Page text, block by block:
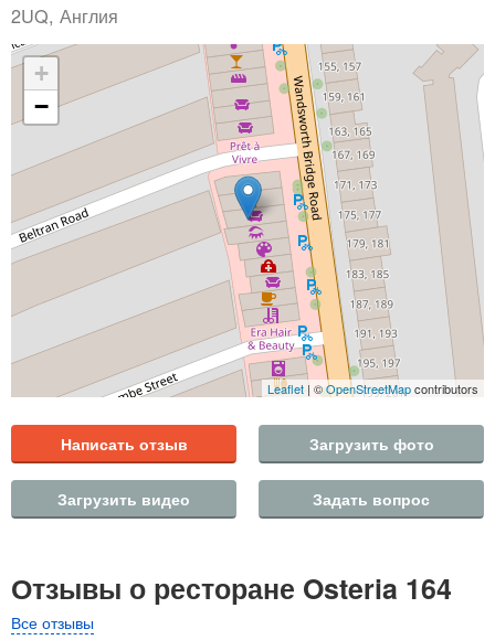
2UQ, Англия
+
−
Leaflet | ©OpenStreetMapcontributors
Написать отзыв Загрузить фото
Загрузить видео Задать вопрос
Отзывы о ресторане Osteria 164
Все отзывы